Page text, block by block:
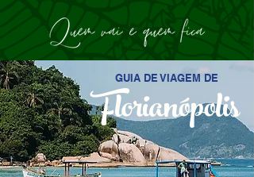
Florianópolis
GUIA DE VIAGEM DE